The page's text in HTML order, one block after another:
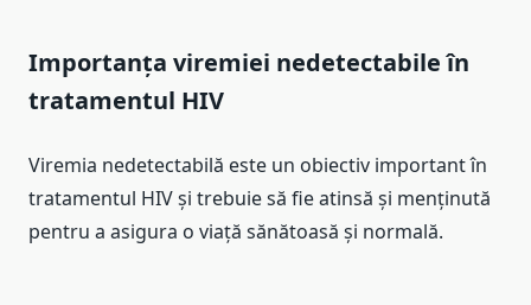
Importanța viremiei nedetectabile în
tratamentul HIV
Viremia nedetectabilă este un obiectiv important în
tratamentul HIV și trebuie să fie atinsă și menținută
pentru a asigura o viață sănătoasă și normală.